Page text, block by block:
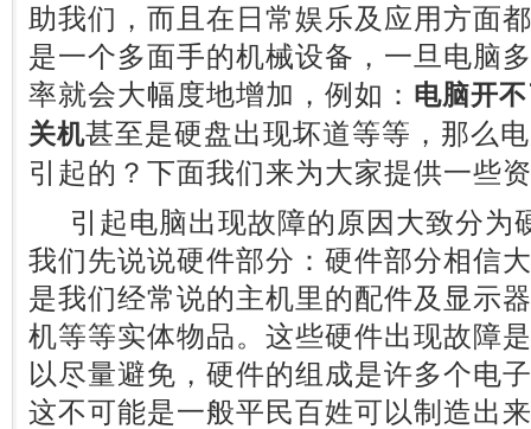
助我们，而且在日常娱乐及应用方面
是一个多面手的机械设备，一旦电脑
率就会大幅度地增加，例如： 电脑开
关机甚至是硬盘出现坏道等等，那么
引起的？下面我们来为大家提供一些
引起电脑出现故障的原因大致分为
我们先说说硬件部分：硬件部分相信
是我们经常说的主机里的配件及显示
机等等实体物品。这些硬件出现故障
以尽量避免，硬件的组成是许多个电
这不可能是一般平民百姓可以制造出